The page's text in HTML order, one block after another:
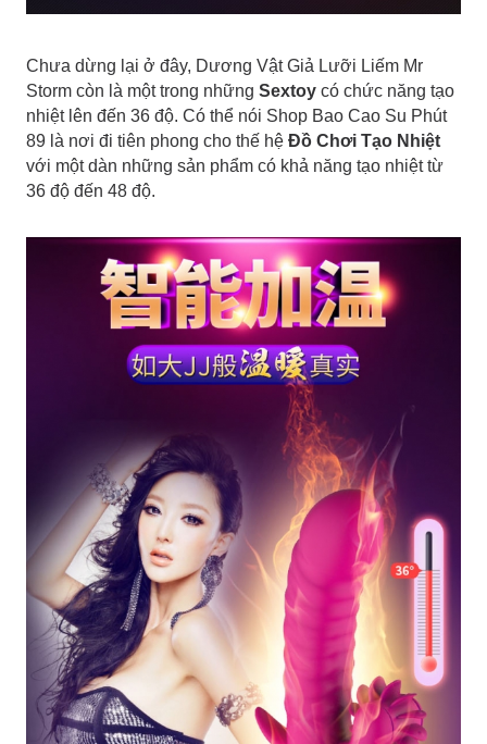
Chưa dừng lại ở đây, Dương Vật Giả Lưỡi Liếm Mr
Storm còn là một trong những Sextoy có chức năng tạo
nhiệt lên đến 36 độ. Có thể nói Shop Bao Cao Su Phút
89 là nơi đi tiên phong cho thế hệ Đồ Chơi Tạo Nhiệt
với một dàn những sản phẩm có khả năng tạo nhiệt từ
36 độ đến 48 độ.